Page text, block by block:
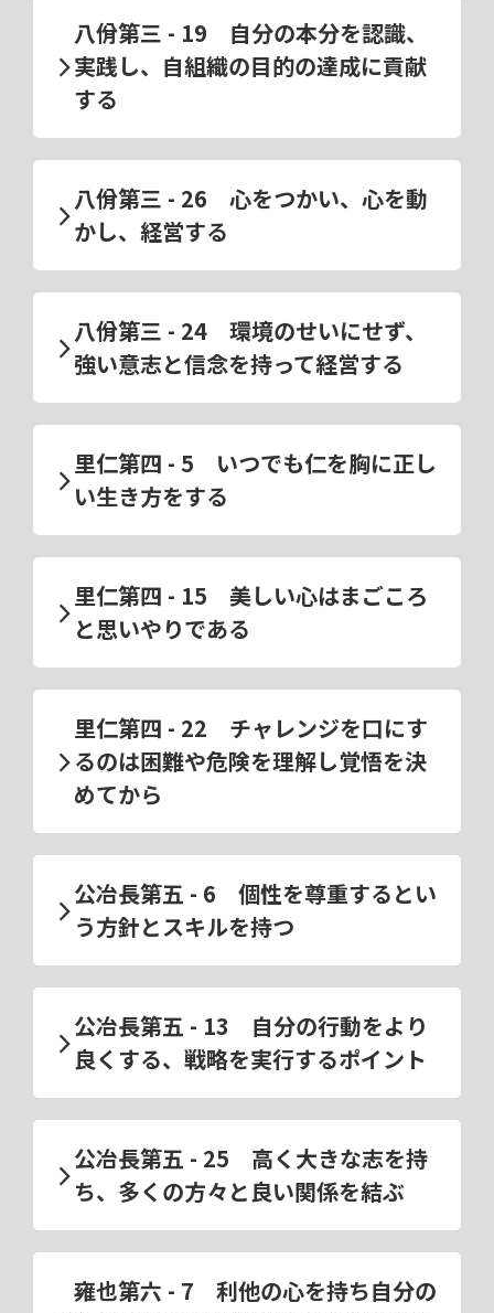
八佾第三 - 19 自分の本分を認識、
実践し、自組織の目的の達成に貢献
する
八佾第三 - 26 心をつかい、心を動
かし、経営する
八佾第三 - 24 環境のせいにせず、
強い意志と信念を持って経営する
里仁第四 - 5 いつでも仁を胸に正し
い生き方をする
里仁第四 - 15 美しい心はまごころ
と思いやりである
里仁第四 - 22 チャレンジを口にす
るのは困難や危険を理解し覚悟を決
めてから
公冶長第五 - 6 個性を尊重するとい
う方針とスキルを持つ
公冶長第五 - 13 自分の行動をより
良くする、戦略を実行するポイント
公冶長第五 - 25 高く大きな志を持
ち、多くの方々と良い関係を結ぶ
雍也第六 - 7 利他の心を持ち自分の